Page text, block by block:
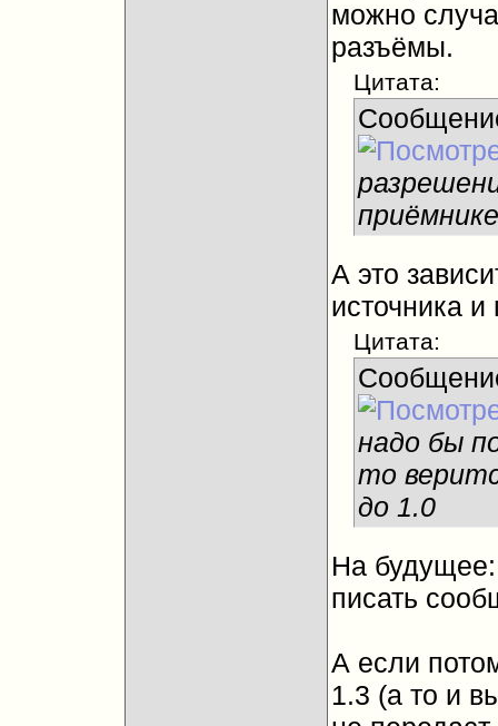
можно
разъёмы.
Цитата:
А это
источника
Цитата:
надо бы
то
до 1.0
На будущее:
писать
А если
1.3 (а то и